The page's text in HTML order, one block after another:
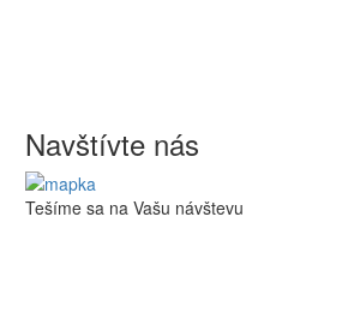
Navštívte nás
Tešíme sa na Vašu návštevu